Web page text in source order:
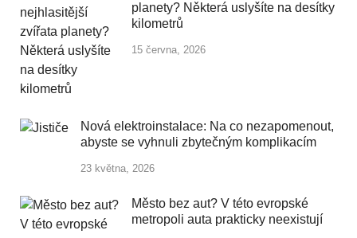
planety? Některá uslyšíte na desítky
kilometrů
15 června, 2026
Nová elektroinstalace: Na co nezapomenout,
abyste se vyhnuli zbytečným komplikacím
23 května, 2026
Město bez aut? V této evropské
metropoli auta prakticky neexistují